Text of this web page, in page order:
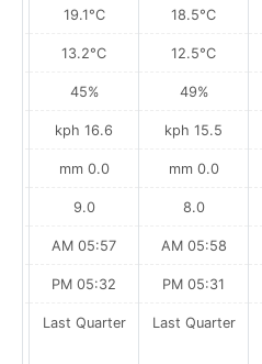
18.5°C
12.5°C
49%
15.5 kph
0.0 mm
8.0
05:58 AM
05:31 PM
Last Quarter
19.1°C
13.2°C
45%
16.6 kph
0.0 mm
9.0
05:57 AM
05:32 PM
Last Quarter